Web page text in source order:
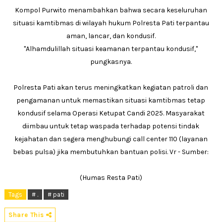
Kompol Purwito menambahkan bahwa secara keseluruhan
situasi kamtibmas di wilayah hukum Polresta Pati terpantau
aman, lancar, dan kondusif.
"Alhamdulillah situasi keamanan terpantau kondusif,"
pungkasnya.
Polresta Pati akan terus meningkatkan kegiatan patroli dan
pengamanan untuk memastikan situasi kamtibmas tetap
kondusif selama Operasi Ketupat Candi 2025. Masyarakat
diimbau untuk tetap waspada terhadap potensi tindak
kejahatan dan segera menghubungi call center 110 (layanan
bebas pulsa) jika membutuhkan bantuan polisi. Vr - Sumber:
(Humas Resta Pati)
Tags # . # pati
Share This